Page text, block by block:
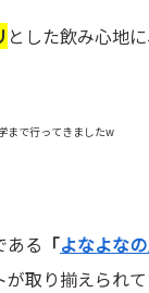
とした飲み心地
まで行ってきましたw
ある 「よなよな
取り揃えられて